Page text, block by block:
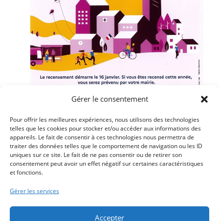
Gérer le consentement
Pour offrir les meilleures expériences, nous utilisons des technologies
telles que les cookies pour stocker et/ou accéder aux informations des
appareils. Le fait de consentir à ces technologies nous permettra de
traiter des données telles que le comportement de navigation ou les ID
uniques sur ce site. Le fait de ne pas consentir ou de retirer son
consentement peut avoir un effet négatif sur certaines caractéristiques
et fonctions.
Gérer les services
Accepter
Article précédent
LE MARCHÉ DE NOËL LES 14 ET 15 DÉCEMBRE 2024 –
LE PROGRAMME
18 DÉCEMBRE AU MATIN